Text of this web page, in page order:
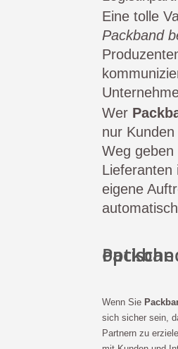
Eine tolle
Packband
Wer
nur
Weg
Lieferanten
eigene
Packband bedruckt nutzen:
Wenn Sie
sich sicher sein,
Partnern zu